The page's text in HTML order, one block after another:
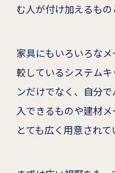
む人が付け加えるもの
家具にもいろいろな
較しているシステム
ンだけでなく、自分
入できるものや建材
とても広く用意されて